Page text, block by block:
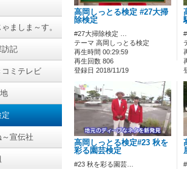
ましま～す。
訪記
ミテレビ
宣伝社
高岡しっとる検定 #27大掃
除検定
#27大掃除検定 …
テーマ 高岡しっとる検定
再生時間 00:29:59
再生回数 806
登録日 2018/11/19
高岡しっとる検定#23 秋を
彩る園芸検定
#23 秋を彩る園芸…